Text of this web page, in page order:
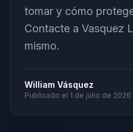
tomar y cómo
Contacte a Vasquez
mismo.
William Vásquez
Publicado el 1 de julio de 2026